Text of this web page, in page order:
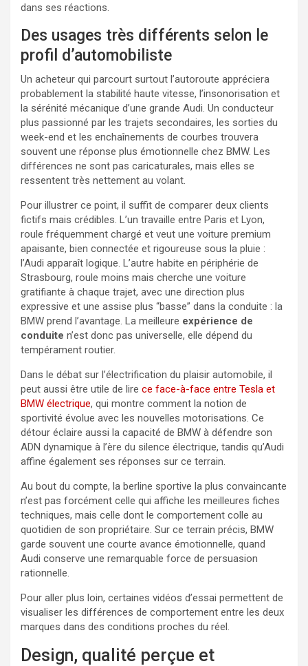
dans ses réactions.
Des usages très différents selon le
profil d’automobiliste
Un acheteur qui parcourt surtout l’autoroute appréciera
probablement la stabilité haute vitesse, l’insonorisation et
la sérénité mécanique d’une grande Audi. Un conducteur
plus passionné par les trajets secondaires, les sorties du
week-end et les enchaînements de courbes trouvera
souvent une réponse plus émotionnelle chez BMW. Les
différences ne sont pas caricaturales, mais elles se
ressentent très nettement au volant.
Pour illustrer ce point, il suffit de comparer deux clients
fictifs mais crédibles. L’un travaille entre Paris et Lyon,
roule fréquemment chargé et veut une voiture premium
apaisante, bien connectée et rigoureuse sous la pluie :
l’Audi apparaît logique. L’autre habite en périphérie de
Strasbourg, roule moins mais cherche une voiture
gratifiante à chaque trajet, avec une direction plus
expressive et une assise plus “basse” dans la conduite : la
BMW prend l’avantage. La meilleure expérience de
conduite n’est donc pas universelle, elle dépend du
tempérament routier.
Dans le débat sur l’électrification du plaisir automobile, il
peut aussi être utile de lire ce face-à-face entre Tesla et
BMW électrique, qui montre comment la notion de
sportivité évolue avec les nouvelles motorisations. Ce
détour éclaire aussi la capacité de BMW à défendre son
ADN dynamique à l’ère du silence électrique, tandis qu’Audi
affine également ses réponses sur ce terrain.
Au bout du compte, la berline sportive la plus convaincante
n’est pas forcément celle qui affiche les meilleures fiches
techniques, mais celle dont le comportement colle au
quotidien de son propriétaire. Sur ce terrain précis, BMW
garde souvent une courte avance émotionnelle, quand
Audi conserve une remarquable force de persuasion
rationnelle.
Pour aller plus loin, certaines vidéos d’essai permettent de
visualiser les différences de comportement entre les deux
marques dans des conditions proches du réel.
Design, qualité perçue et